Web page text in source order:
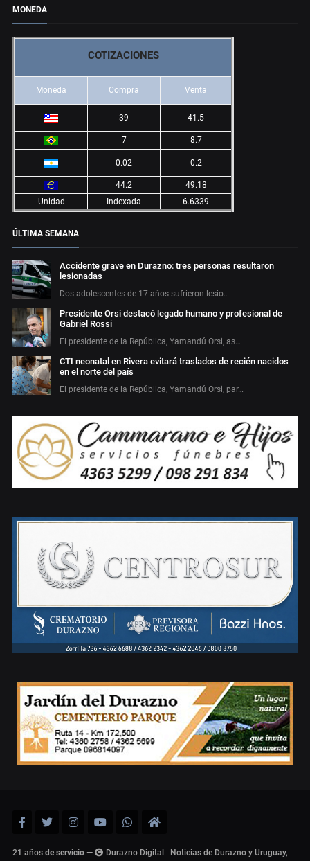
MONEDA
COTIZACIONES
Moneda Compra Venta
39 41.5
7 8.7
0.02 0.2
44.2
49.18
Unidad
Indexada 6.6339
ÚLTIMA SEMANA
Accidente grave en Durazno: tres personas resultaron
lesionadas
Dos adolescentes de 17 años sufrieron lesio…
Presidente Orsi destacó legado humano y profesional de
Gabriel Rossi
El presidente de la República, Yamandú Orsi, as…
CTI neonatal en Rivera evitará traslados de recién nacidos
en el norte del país
El presidente de la República, Yamandú Orsi, par…
21 años de servicio —
Durazno Digital | Noticias de Durazno y Uruguay,